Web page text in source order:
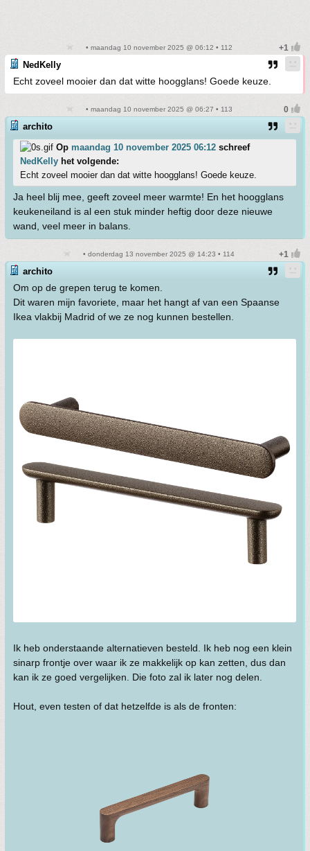
• maandag 10 november 2025 @ 06:12 • 112
NedKelly
Echt zoveel mooier dan dat witte hoogglans! Goede keuze.
• maandag 10 november 2025 @ 06:27 • 113
archito
Op maandag 10 november 2025 06:12 schreef
NedKelly het volgende:
Echt zoveel mooier dan dat witte hoogglans! Goede keuze.
Ja heel blij mee, geeft zoveel meer warmte! En het hoogglans
keukeneiland is al een stuk minder heftig door deze nieuwe
wand, veel meer in balans.
• donderdag 13 november 2025 @ 14:23 • 114
archito
Om op de grepen terug te komen.
Dit waren mijn favoriete, maar het hangt af van een Spaanse
Ikea vlakbij Madrid of we ze nog kunnen bestellen.
Ik heb onderstaande alternatieven besteld. Ik heb nog een klein
sinarp frontje over waar ik ze makkelijk op kan zetten, dus dan
kan ik ze goed vergelijken. Die foto zal ik later nog delen.
Hout, even testen of dat hetzelfde is als de fronten: